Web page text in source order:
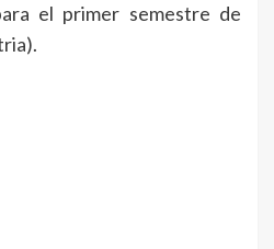
el primer semestre de